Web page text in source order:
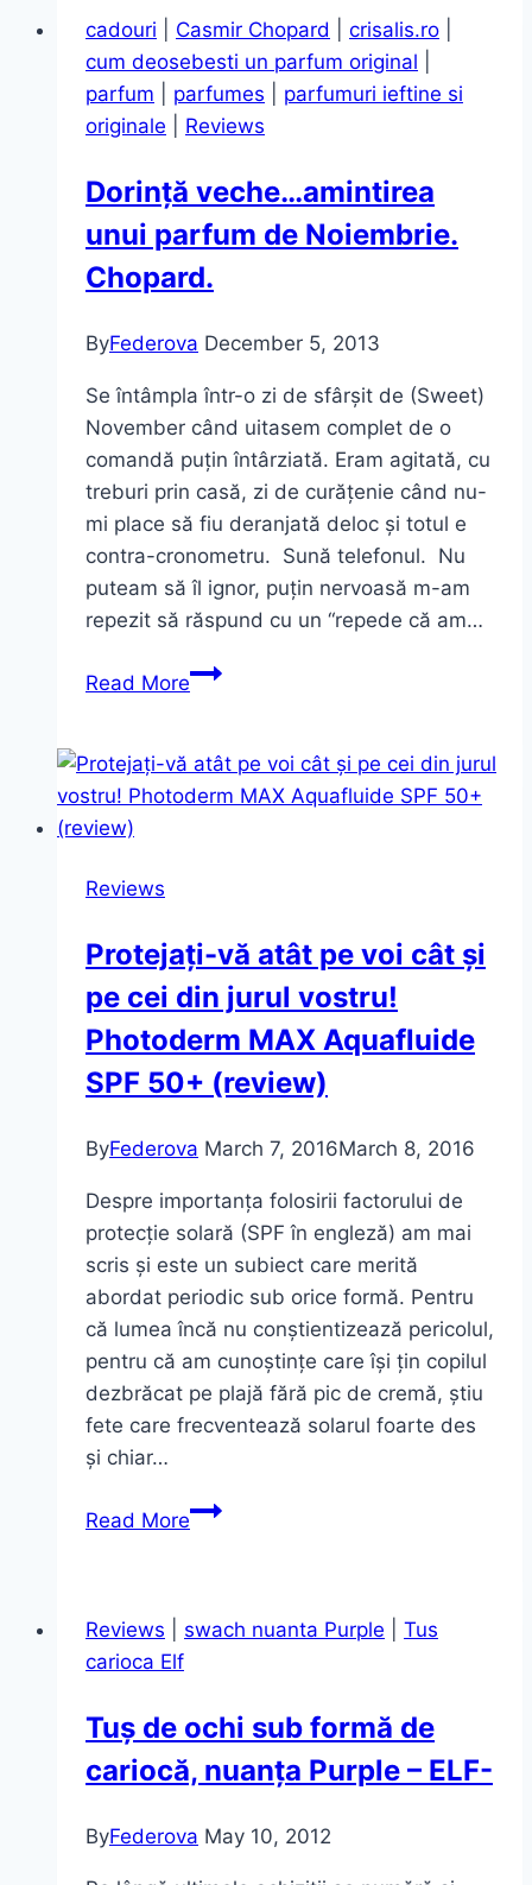
make-
up
de
la
cadouri Casmir Chopard crisalis.ro
cum deosebesti un parfum original
parfum
parfumes
parfumuri ieftine si
originale
Reviews
Dorință veche…amintirea
unui parfum de Noiembrie.
Chopard.
ByFederova December 5, 2013
Se întâmpla într-o zi de sfârșit de (Sweet)
November când uitasem complet de o
comandă puțin întârziată. Eram agitată, cu
treburi prin casă, zi de curățenie când nu-
mi place să fiu deranjată deloc și totul e
contra-cronometru. Sună telefonul. Nu
puteam să îl ignor, puțin nervoasă m-am
repezit să răspund cu un “repede că am…
Read MoreDorință
unui
parfum
Reviews
Protejați-vă atât pe voi cât și
pe cei din jurul vostru!
Photoderm MAX Aquafluide
SPF 50+ (review)
ByFederova March 7, 2016March 8, 2016
Despre importanța folosirii factorului de
protecție solară (SPF în engleză) am mai
scris și este un subiect care merită
abordat periodic sub orice formă. Pentru
că lumea încă nu conștientizează pericolul,
pentru că am cunoștințe care își țin copilul
dezbrăcat pe plajă fără pic de cremă, știu
fete care frecventează solarul foarte des
și chiar…
Read MoreProtejați-
voi
pe
cei
jurul
Reviews swach nuanta Purple
Tus
carioca Elf
Tuș de ochi sub formă de
cariocă, nuanța Purple – ELF-
ByFederova May 10, 2012